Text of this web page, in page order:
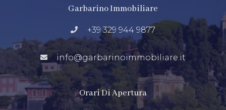
Garbarino Immobiliare
+39 329 944 9877
info@garbarinoimmobiliare.it
Orari Di Apertura